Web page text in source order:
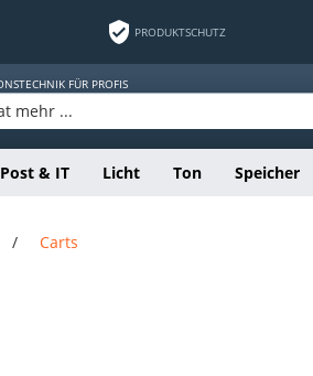
PRODUKTSCHUTZ
FÜR PROFIS
Post & IT Licht Ton Speicher
/ Carts